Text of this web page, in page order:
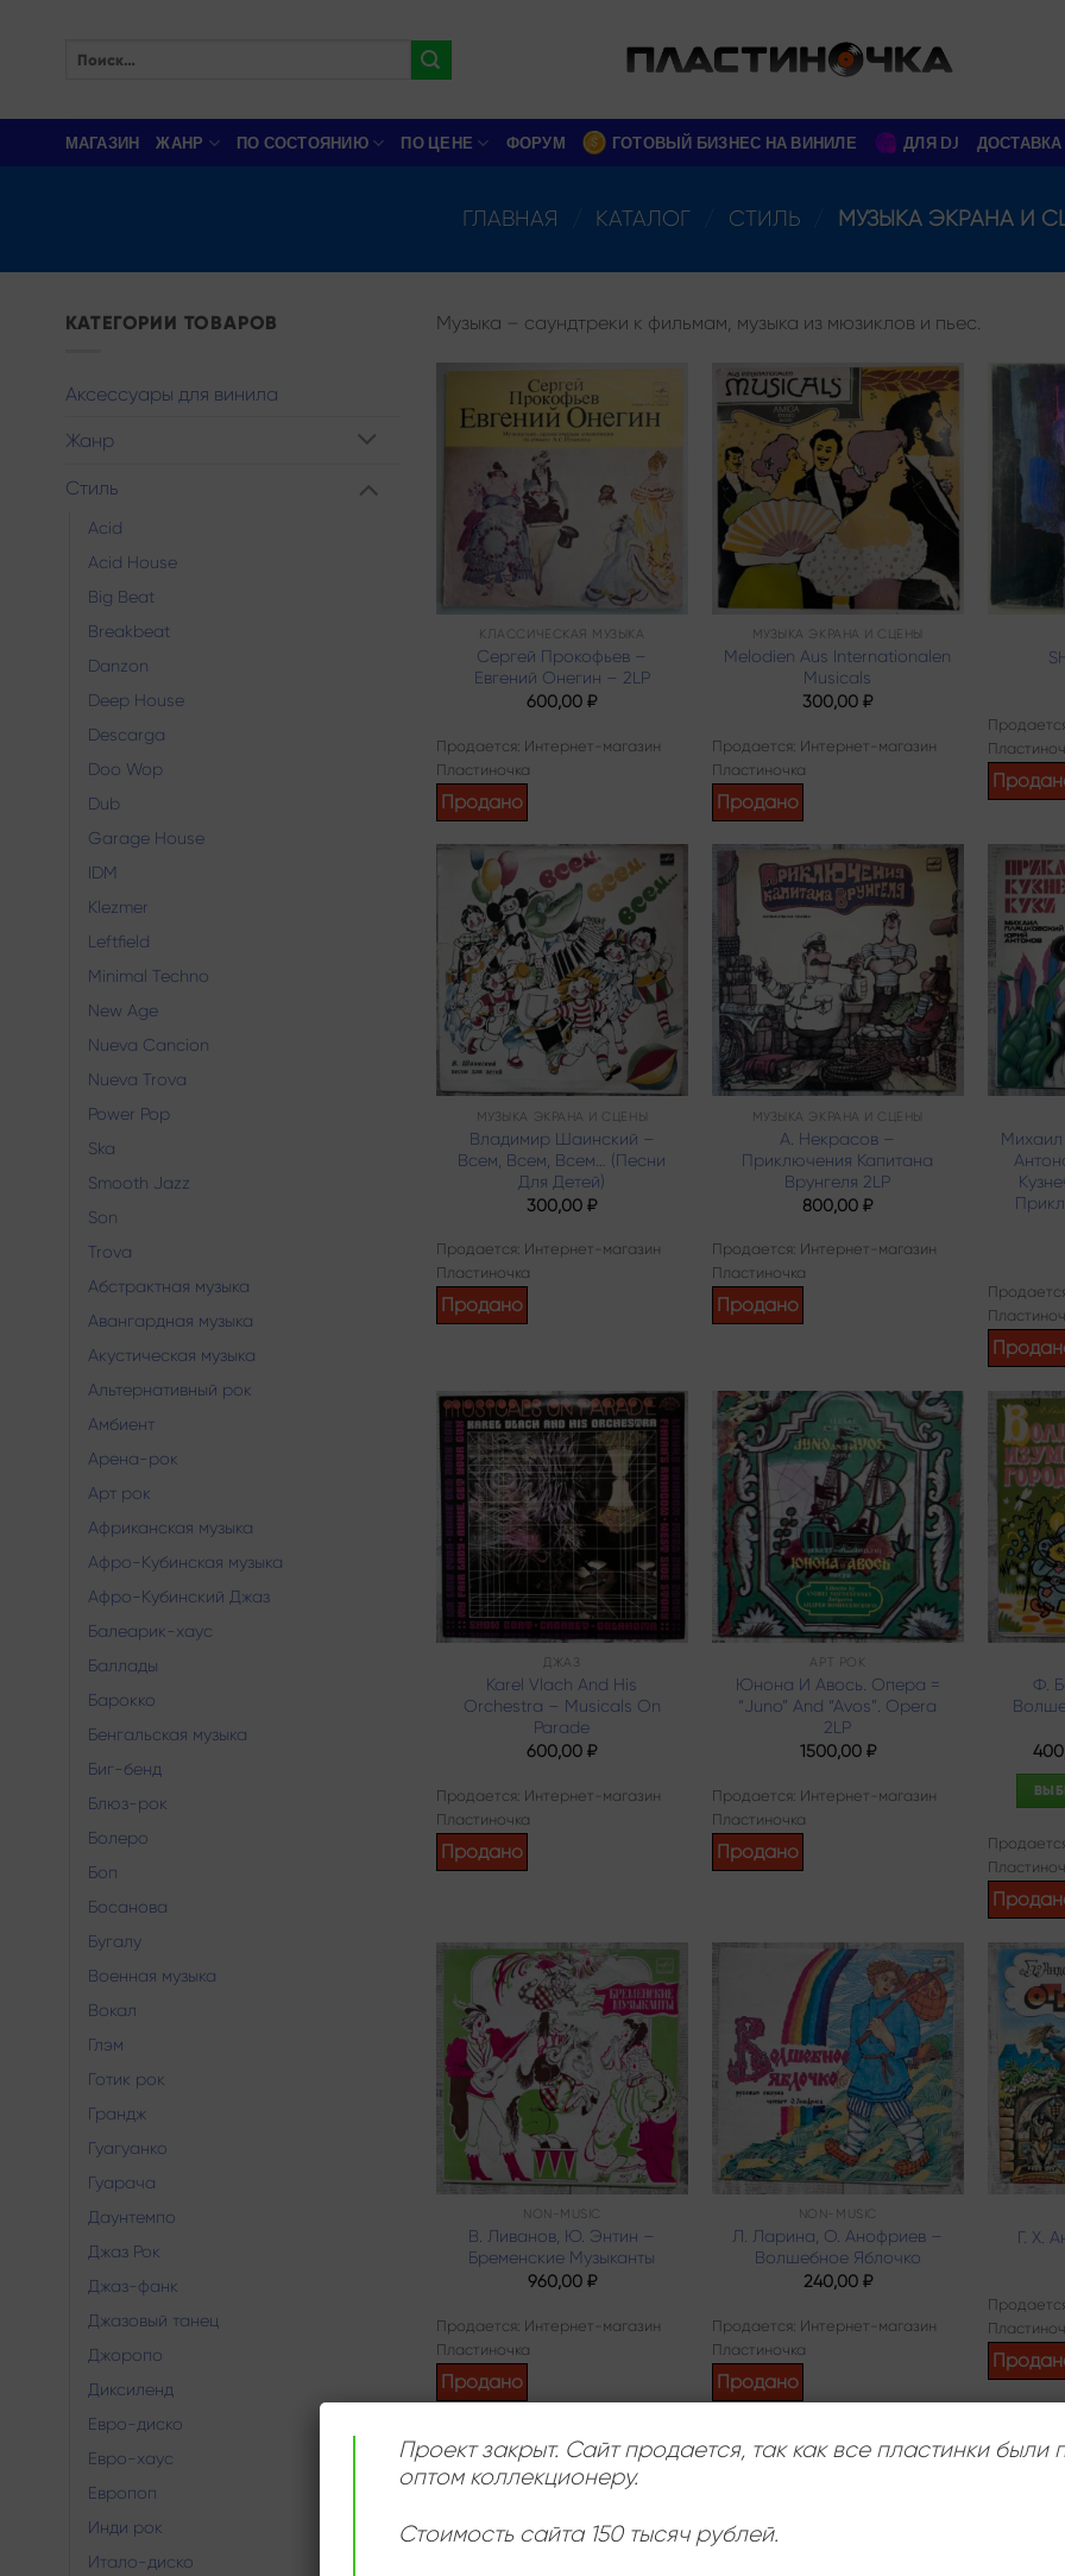
МАГАЗИН ЖАНР ПО СОСТОЯНИЮ ПО ЦЕНЕ ФОРУМ ГОТОВЫЙ БИЗНЕС НА ВИНИЛЕ ДЛЯ DJ
ГЛАВНАЯ КАТАЛОГ СТИЛЬ МУЗЫКА ЭКРАНА И
КАТЕГОРИИ ТОВАРОВ
Аксессуары для винила
Жанр
Стиль
Acid
Acid House
Big Beat
Breakbeat
Danzon
Deep House
Descarga
Doo Wop
Dub
Garage House
IDM
Klezmer
Leftfield
Minimal Techno
New Age
Nueva Cancion
Nueva Trova
Power Pop
Ska
Smooth Jazz
Son
Trova
Абстрактная музыка
Авангардная музыка
Акустическая музыка
Альтернативный рок
Амбиент
Арена-рок
Арт рок
Африканская музыка
Афро-Кубинская музыка
Афро-Кубинский Джаз
Балеарик-хаус
Баллады
Барокко
Бенгальская музыка
Биг-бенд
Блюз-рок
Болеро
Боп
Босанова
Бугалу
Военная музыка
Вокал
Глэм
Готик рок
Грандж
Гуагуанко
Гуарача
Даунтемпо
Джаз Рок
Джаз-фанк
Джазовый танец
Джоропо
Диксиленд
Евро-диско
Евро-хаус
Европоп
Инди рок
Итало-диско
Музыка – саундтреки к фильмам, музыка из мюзиклов и пьес.
Add to
КЛАССИЧЕСКАЯ МУЗЫКА
Сергей Прокофьев –
Евгений Онегин – 2LP
600,00₽
Продается: Интернет-магазин
Пластиночка
Продано
Add to
wishlist
МУЗЫКА ЭКРАНА И СЦЕНЫ
Melodien Aus Internationalen
Musicals
300,00₽
Продается: Интернет-магазин
Пластиночка
Продано
Add to
wishlist
МУЗЫКА ЭКРАНА И СЦЕНЫ
Владимир Шаинский –
Всем, Всем, Всем… (Песни
Для Детей)
300,00₽
Продается: Интернет-магазин
Пластиночка
Продано
Add to
wishlist
МУЗЫКА ЭКРАНА И СЦЕНЫ
А. Некрасов –
Приключения Капитана
Врунгеля 2LP
800,00₽
Продается: Интернет-магазин
Пластиночка
Продано
Add to
wishlist
ДЖАЗ
Karel Vlach And His
Orchestra – Musicals On
Parade
600,00₽
Продается: Интернет-магазин
Пластиночка
Продано
Add to
wishlist
АРТ РОК
Юнона И Авось. Опера =
“Juno” And “Avos”. Opera
2LP
1500,00 ₽
Продается: Интернет-магазин
Пластиночка
Продано
Ф.
Add to
wishlist
NON-MUSIC
В. Ливанов, Ю. Энтин –
Бременские Музыканты
960,00 ₽
Продается: Интернет-магазин
Пластиночка
Продано
Add to
wishlist
NON-MUSIC
Л. Ларина, О. Анофриев –
Волшебное Яблочко
240,00 ₽
Продается: Интернет-магазин
Пластиночка
Продано
Г. Х.
1 2 3
Проект закрыт. Сайт продается, так как все пластинки были
оптом коллекционеру.
Стоимость сайта 150 тысяч рублей.